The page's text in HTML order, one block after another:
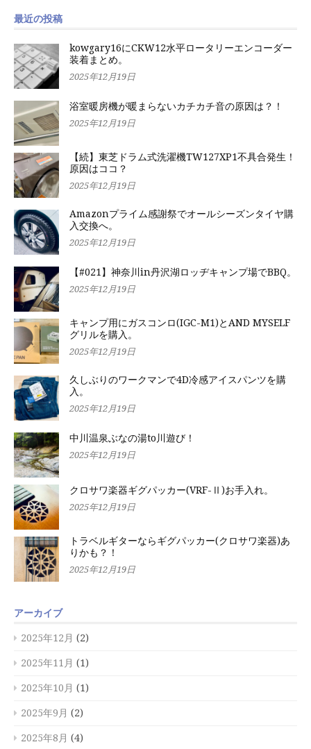
最近の投稿
kowgary16にCKW12水平ロータリーエンコーダー
装着まとめ。
2025年12月19日
浴室暖房機が暖まらないカチカチ音の原因は？！
2025年12月19日
【続】東芝ドラム式洗濯機TW127XP1不具合発生！
原因はココ？
2025年12月19日
Amazonプライム感謝祭でオールシーズンタイヤ購
入交換へ。
2025年12月19日
【#021】神奈川in丹沢湖ロッヂキャンプ場でBBQ。
2025年12月19日
キャンプ用にガスコンロ(IGC-M1)とAND MYSELF
グリルを購入。
2025年12月19日
久しぶりのワークマンで4D冷感アイスパンツを購
入。
2025年12月19日
中川温泉ぶなの湯to川遊び！
2025年12月19日
クロサワ楽器ギグパッカー(VRF-Ⅱ)お手入れ。
2025年12月19日
トラベルギターならギグパッカー(クロサワ楽器)あ
りかも？！
2025年12月19日
アーカイブ
2025年12月 (2)
2025年11月 (1)
2025年10月 (1)
2025年9月 (2)
2025年8月 (4)